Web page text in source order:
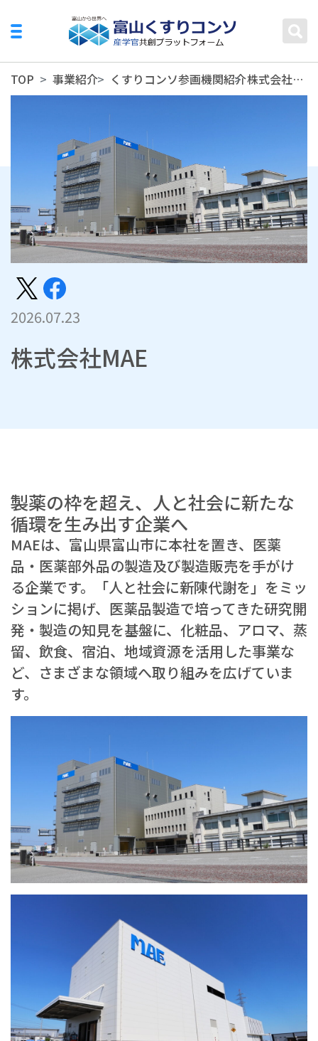
TOP 事業紹介 くすりコンソ参画機関紹介 株式会社MAE
2026.07.23
株式会社MAE
製薬の枠を超え、人と社会に新たな
循環を生み出す企業へ
MAEは、富山県富山市に本社を置き、医薬
品・医薬部外品の製造及び製造販売を手がけ
る企業です。「人と社会に新陳代謝を」をミッ
ションに掲げ、医薬品製造で培ってきた研究開
発・製造の知見を基盤に、化粧品、アロマ、蒸
留、飲食、宿泊、地域資源を活用した事業な
ど、さまざまな領域へ取り組みを広げていま
す。